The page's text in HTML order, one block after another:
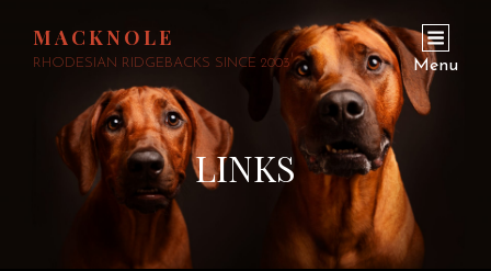
MACKNOLE
RHODESIAN RIDGEBACKS SINCE 2003 Menu
LINKS